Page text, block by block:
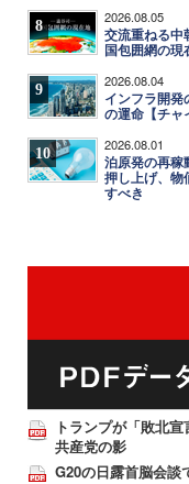
8 2026.08.05
交流重ねる
国包囲網の現
9 2026.08.04
インフラ開
の運命【チャ
10 2026.08.01
泊原発の再稼
押し上げ、物
すべき
トランプが「敗北
共産党の影
G20の日露首脳会談